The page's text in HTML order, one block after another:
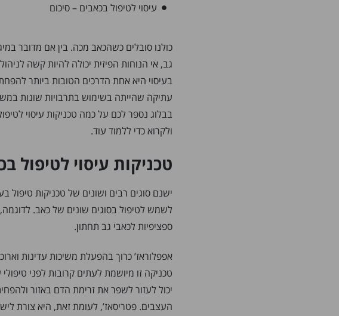
עיסוי לטיפול בכאבים – סיכום
כולנו סובלים כשהכאב מכה. בין אם מדובר
גב, אי הנוחות הפיזית יכולה להיות קשה
בעיסוי היא אחת הדרכים הטובות ביותר
עתיקה שהייתה בשימוש בתרבויות שונות
בבלוג נספר לכם על כמה טכניקות עיסוי
ולקרוא כדי ללמוד עוד.
טכניקות עיסוי לטיפול
ישנם סוגים רבים ושונים של טכניקות טיפול
לשמש לטיפול בסוגים שונים של כאב. לדוגמה,
ספציפיות לכאבי גב תחתון.
אפפלוראז’ כרוך בהפעלת משיכות עדינות
טכניקה זו מיושמת לעתים קרובות לפני
יכול לעזור לשפר את זרימת הדם באזור
העצבים. פטריסאז’, לעומת זאת, היא צורת